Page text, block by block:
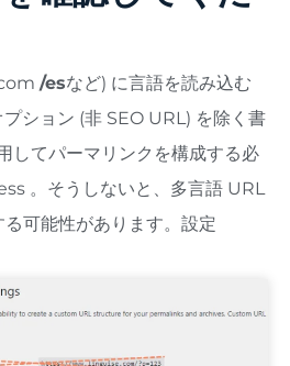
/esなど) に言語を読み込む
ション (非 SEO URL) を除く書
してパーマリンクを構成する必
。そうしないと、多言語 URL
可能性があります。設定